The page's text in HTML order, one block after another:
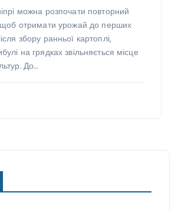
можна розпочати повторний
щоб отримати урожай до перших
збору ранньої картоплі,
на грядках звільняється місце
До…